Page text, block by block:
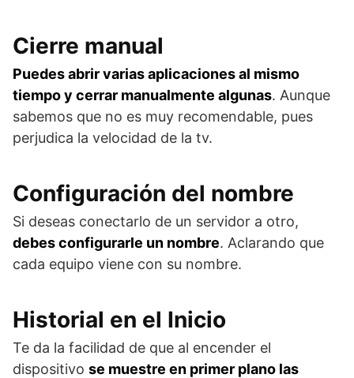
Cierre manual
Puedes abrir varias aplicaciones al mismo
tiempo y cerrar manualmente algunas. Aunque
sabemos que no es muy recomendable, pues
perjudica la velocidad de la tv.
Configuración del nombre
Si deseas conectarlo de un servidor a otro,
debes configurarle un nombre. Aclarando que
cada equipo viene con su nombre.
Historial en el Inicio
Te da la facilidad de que al encender el
dispositivo se muestre en primer plano las